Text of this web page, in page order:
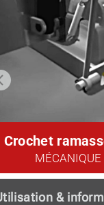
Crochet
Crochet
&